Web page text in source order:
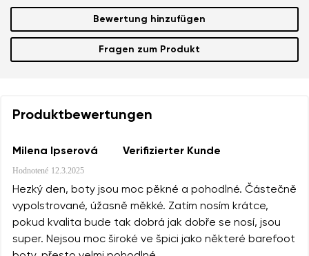
Bewertung hinzufügen
Fragen zum Produkt
Produktbewertungen
Milena Ipserová Verifizierter Kunde
Hodnotené 12.3.2025
Hezký den, boty jsou moc pěkné a pohodlné. Částečně
vypolstrované, úžasně měkké. Zatím nosím krátce,
pokud kvalita bude tak dobrá jak dobře se nosí, jsou
super. Nejsou moc široké ve špici jako některé barefoot